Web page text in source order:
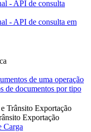
- API de consulta
- API de consulta em
de uma operação
de documentos por tipo
Trânsito Exportação
Exportação
Carga